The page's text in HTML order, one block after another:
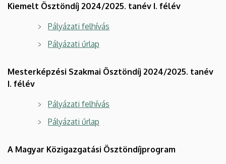
Kiemelt Ösztöndíj 2024/2025. tanév I. félév
Pályázati felhívás
Pályázati űrlap
Mesterképzési Szakmai Ösztöndíj 2024/2025. tanév
I. félév
Pályázati felhívás
Pályázati űrlap
A Magyar Közigazgatási Ösztöndíjprogram